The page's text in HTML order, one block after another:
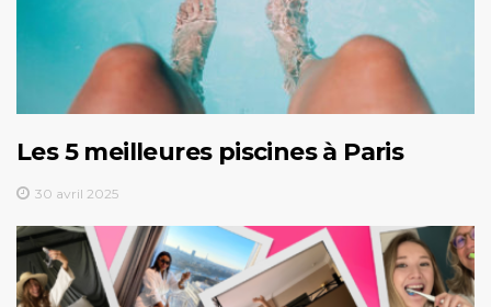
Les 5 meilleures piscines à Paris
30 avril 2025